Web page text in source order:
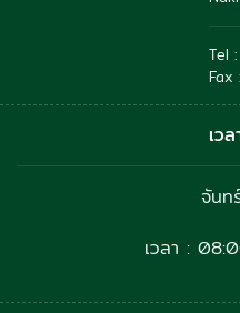
Tel
Fax
เว
จันท
เวลา :